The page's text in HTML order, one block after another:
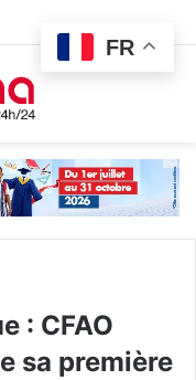
: CFAO
sa première
FR